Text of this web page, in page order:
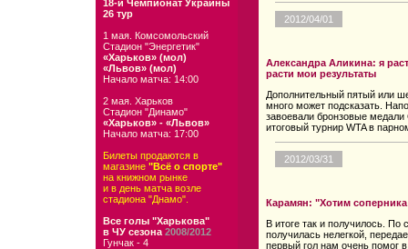
18-й Чемпионат Украины
26 тур
1 мая. Комсомольский
Стадион "Энергетик"
«Харьков» (мол)
«Львов» (мол)
Начало матча: 14:00
2 мая. Харьков
Стадион "Динамо"
«Харьков» - «Львов»
Начало матча: 17:00
Билеты продаются в
магазине "Всё о спорте"
на книжном рынке
и в день матча возле
стадиона "Днамо".
Все голы "Харькова"
в ЧУ сезона 2008/2012
Гунчак - 4
2012/04/01
Александра Аликина: я
расти мои результаты
Дополнительный пятый или
много может подсказать.
завоевали бронзовые
итоговый турнир WTA в
2012/03/31
Карамян: "Хотим
В итоге так и получилось.
получилась нелегкой,
первый гол нам очень помог